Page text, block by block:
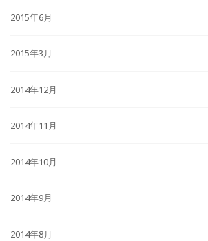
2015年6月
2015年3月
2014年12月
2014年11月
2014年10月
2014年9月
2014年8月